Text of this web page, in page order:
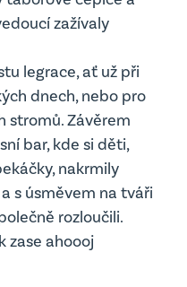
zažívaly
legrace, ať už při
dnech, nebo pro
stromů. Závěrem
bar, kde si děti,
nakrmily
s úsměvem na tváři
rozloučili.
zase ahoooj